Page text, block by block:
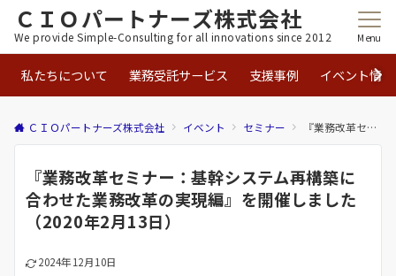
ＣＩＯパートナーズ株式会社
We provide Simple-Consulting for all innovations since 2012 Menu
私たちについて 業務受託サービス 支援事例 イベント情報
ＣＩＯパートナーズ株式会社 イベント セミナー 『業務改革セミナー：基幹システム再構築に合わせた業務改革の実現編』を開催しました（2020年2月13日）
『業務改革セミナー：基幹システム再構築に
合わせた業務改革の実現編』を開催しました
（2020年2月13日）
2024年12月10日